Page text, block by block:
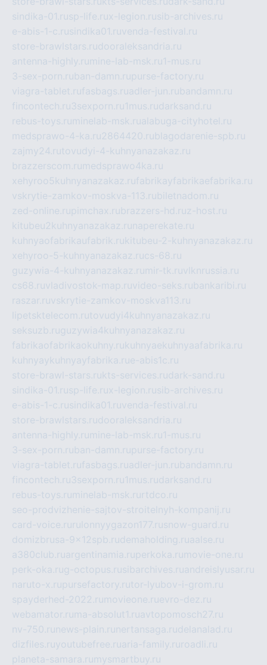
sindika-01.rusp-life.rux-legion.rusib-archives.ru
e-abis-1-c.rusindika01.ruvenda-festival.ru
store-brawlstars.rudooraleksandria.ru
antenna-highly.ru mine-lab-msk.ru1-mus.ru
3-sex-porn.ruban-damn.rupurse-factory.ru
viagra-tablet.rufasbags.ruadler-jun.rubandamn.ru
fincontech.ru3sexporn.ru1mus.rudarksand.ru
rebus-toys.ru minelab-msk.rualabuga-cityhotel.ru
medsprawo-4-ka.ru2864420.rublagodarenie-spb.ru
zajmy24.rutovudyi-4-kuhnyanazakaz.ru
brazzerscom.ru medsprawo4ka.ru
xehyroo5kuhnyanazakaz.rufabrikayfabrikaefabrika.ru
vskrytie-zamkov-moskva-113.rubiletnadom.ru
zed-online.rupimchax.rubrazzers-hd.ruz-host.ru
kitubeu2kuhnyanazakaz.ru naperekate.ru
kuhnyaofabrikaufabrik.rukitubeu-2-kuhnyanazakaz.ru
xehyroo-5-kuhnyanazakaz.rucs-68.ru
guzywia-4-kuhnyanazakaz.ru mir-tk.ruvlknrussia.ru
cs68.ruvladivostok-map.ruvideo-seks.rubankaribi.ru
raszar.ruvskrytie-zamkov-moskva113.ru
lipetsktelecom.rutovudyi4kuhnyanazakaz.ru
seksuzb.ruguzywia4kuhnyanazakaz.ru
fabrikaofabrikaokuhny.rukuhnyaekuhnyaafabrika.ru
kuhnyaykuhnyayfabrika.rue-abis1c.ru
store-brawl-stars.rukts-services.rudark-sand.ru
sindika-01.rusp-life.rux-legion.rusib-archives.ru
e-abis-1-c.rusindika01.ruvenda-festival.ru
store-brawlstars.rudooraleksandria.ru
antenna-highly.ru mine-lab-msk.ru1-mus.ru
3-sex-porn.ruban-damn.rupurse-factory.ru
viagra-tablet.rufasbags.ruadler-jun.rubandamn.ru
fincontech.ru3sexporn.ru1mus.rudarksand.ru
rebus-toys.ru minelab-msk.ru rtdco.ru
seo-prodvizhenie-sajtov-stroitelnyh-kompanij.ru
card-voice.ru rulonnyygazon177.rusnow-guard.ru
domizbrusa-9x12spb.rudemaholding.ruaalse.ru
a380club.ruargentinamia.ruperkoka.ru movie-one.ru
perk-oka.rug-octopus.rusibarchives.ruandreislyusar.ru
naruto-x.rupursefactory.rutor-lyubov-i-grom.ru
spayderhed-2022.ru movieone.ruevro-dez.ru
webamator.ru ma-absolut1.ruavtopomosch27.ru
nv-750.ru news-plain.ru nertansaga.rudelanalad.ru
dizfiles.ruyoutubefree.ruaria-family.ru roadli.ru
planeta-samara.ru mysmartbuy.ru